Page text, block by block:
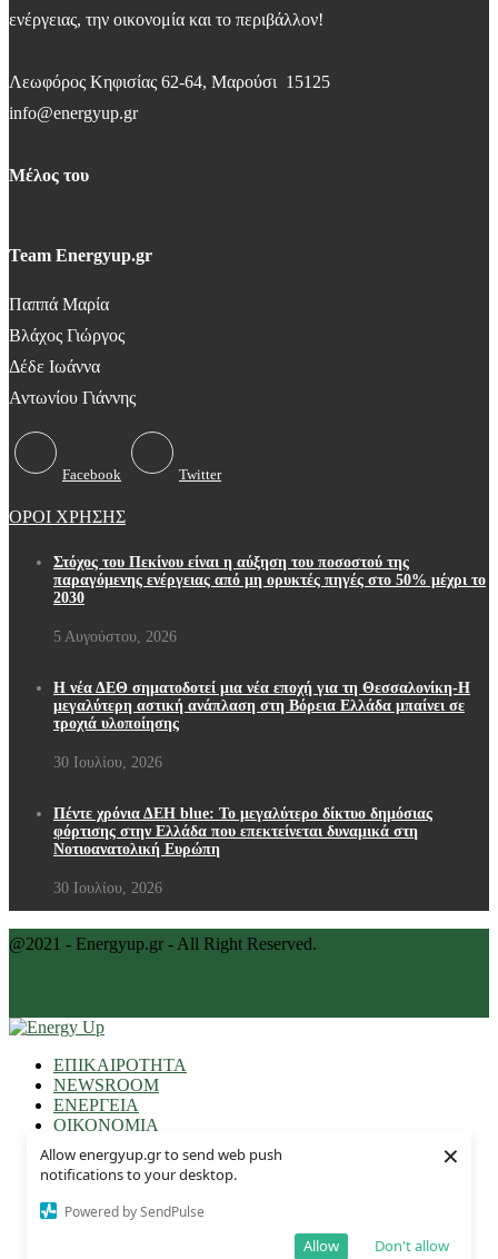
Allow energyup.gr to send web push
notifications to your desktop.
Powered by SendPulse
Don't allow
Allow
×
ενέργειας, την οικονομία και το περιβάλλον!
Λεωφόρος Κηφισίας 62-64, Μαρούσι 15125
info@energyup.gr
Μέλος του
Team Energyup.gr
Παππά Μαρία
Βλάχος Γιώργος
Δέδε Ιωάννα
Αντωνίου Γιάννης
Facebook Twitter
ΟΡΟΙ ΧΡΗΣΗΣ
Στόχος του Πεκίνου είναι η αύξηση του ποσοστού της
παραγόμενης ενέργειας από μη ορυκτές πηγές στο 50% μέχρι το
2030
5 Αυγούστου, 2026
Η νέα ΔΕΘ σηματοδοτεί μια νέα εποχή για τη Θεσσαλονίκη-Η
μεγαλύτερη αστική ανάπλαση στη Βόρεια Ελλάδα μπαίνει σε
τροχιά υλοποίησης
30 Ιουλίου, 2026
Πέντε χρόνια ΔΕΗ blue: Το μεγαλύτερο δίκτυο δημόσιας
φόρτισης στην Ελλάδα που επεκτείνεται δυναμικά στη
Νοτιοανατολική Ευρώπη
30 Ιουλίου, 2026
@2021 - Energyup.gr - All Right Reserved.
ΕΠΙΚΑΙΡΟΤΗΤΑ
NEWSROOM
ΕΝΕΡΓΕΙΑ
ΟΙΚΟΝΟΜΙΑ
ΠΕΡΙΒΑΛΛΟΝ
ΕΠΙΧΕΙΡΗΣΕΙΣ
AUTO NEWS
ΤΕΧΝΟΛΟΓΙΑ
ΕΠΩΝΥΜΩΣ